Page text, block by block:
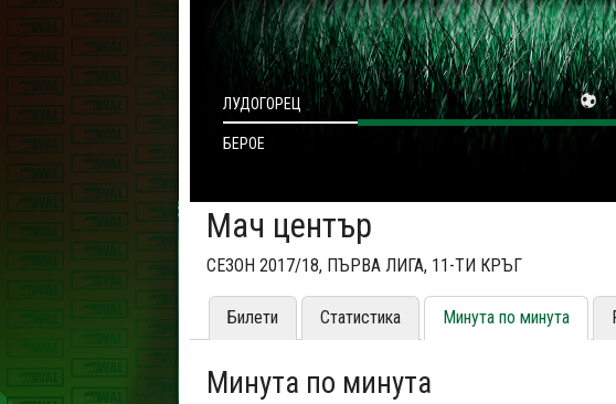
ЛУДОГОРЕЦ
БЕРОЕ
Мач център
СЕЗОН 2017/18, ПЪРВА ЛИГА, 11-ТИ КРЪГ
Билети Статистика Минута по минута
Минута по минута